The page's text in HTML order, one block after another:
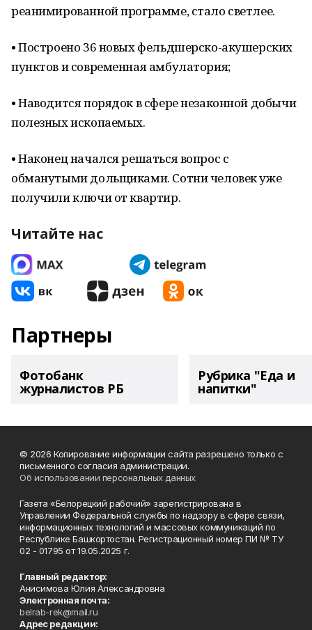
реанимированной программе, стало светлее.
• Построено 36 новых фельдшерско-акушерских
пунктов и современная амбулатория;
• Наводится порядок в сфере незаконной добычи
полезных ископаемых.
• Наконец начался решаться вопрос с
обманутыми дольщиками. Сотни человек уже
получили ключи от квартир.
Читайте нас
Партнеры
Фотобанк
журналистов РБ
Рубрика "Еда и
напитки"
© 2026 Копирование информации сайта разрешено только с
письменного согласия администрации.
Об использовании персональных данных
Газета «Белорецкий рабочий» зарегистрирована в
Управлении Федеральной службы по надзору в сфере связи,
информационных технологий и массовых коммуникаций по
Республике Башкортостан. Регистрационный номер ПИ № ТУ
02 - 01795 от 19.05.2025 г.
Главный редактор:
Анисимова Юлия Александровна
Электронная почта:
belrab-rek@mail.ru
Адрес редакции: